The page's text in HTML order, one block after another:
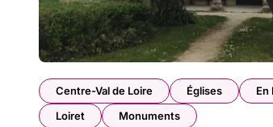
Centre-Val de Loire Églises
En
Loiret
Monuments